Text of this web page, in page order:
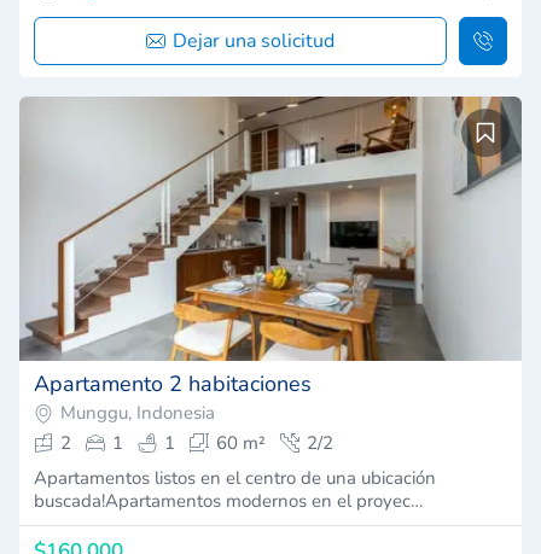
Dejar una solicitud
Apartamento 2 habitaciones
Munggu, Indonesia
2
1 1 60 m²
2/2
Apartamentos listos en el centro de una ubicación
buscada!Apartamentos modernos en el proyec…